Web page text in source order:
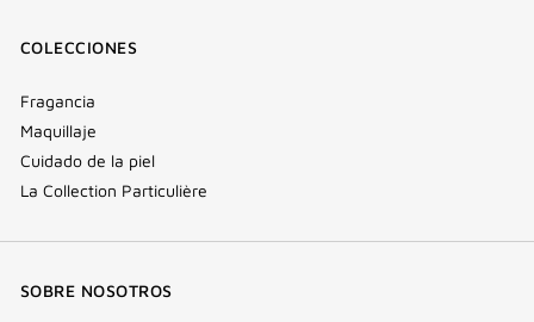
COLECCIONES
Fragancia
Maquillaje
Cuidado de la piel
La Collection Particulière
SOBRE NOSOTROS